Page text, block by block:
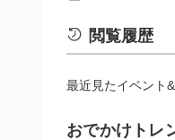
閲覧履歴
最近見たイベント
おでかけトレ